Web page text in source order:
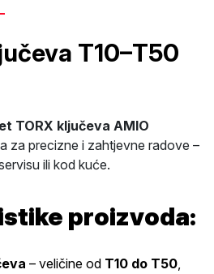
T10–T50
TORX ključeva AMIO
za precizne i zahtjevne radove –
ili kod kuće.
proizvoda:
– veličine od T10 do T50,